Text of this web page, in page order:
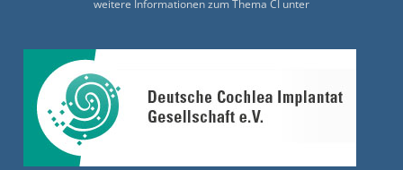
weitere Informationen zum Thema CI unter